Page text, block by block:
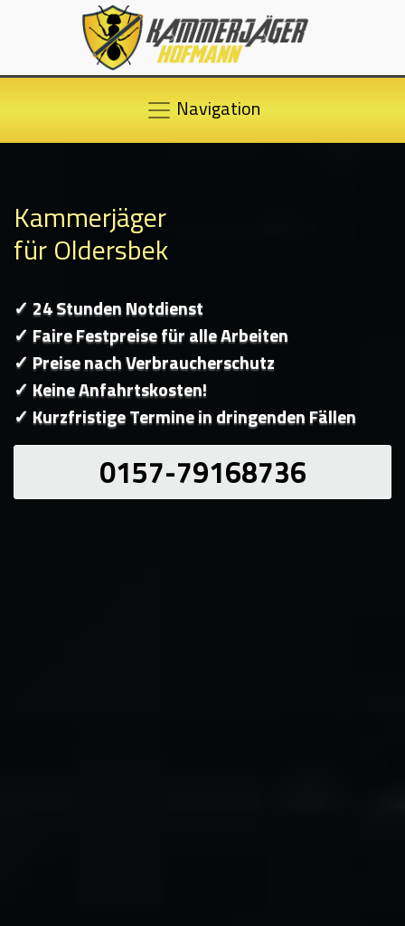
Navigation
Kammerjäger
für Oldersbek
✓ 24 Stunden Notdienst
✓ Faire Festpreise für alle Arbeiten
✓ Preise nach Verbraucherschutz
✓ Keine Anfahrtskosten!
✓ Kurzfristige Termine in dringenden Fällen
0157-79168736